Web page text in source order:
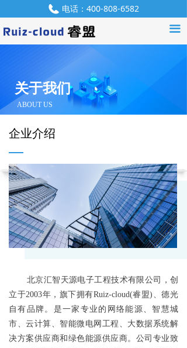
끀
产品中心
服务支持
资讯中心
关于我们
联系我们
招贤纳士
电话： 400-808-6582
QQ：550952907
北京汇智天源电子工程技术有限公司，创
立于2003年，旗下拥有Ruiz-cloud(睿盟)、德光
自有品牌。是一家专业的网络能源、智慧城
市、云计算、智能微电网工程、大数据系统解
决方案供应商和绿色能源供应商。公司专业致
企业介绍
关于我们
ABOUT US